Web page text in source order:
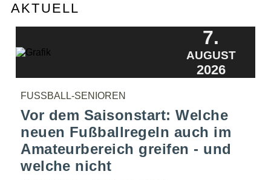
AKTUELL
7.
AUGUST
2026
FUSSBALL-SENIOREN
Vor dem Saisonstart: Welche
neuen Fußballregeln auch im
Amateurbereich greifen - und
welche nicht